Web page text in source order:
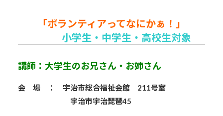
「ボランティアってなにかぁ！」
小学生・中学生・高校生対象
講師：大学生のお兄さん・お姉さん
会 場 ： 宇治市総合福祉会館 211号室
宇治市宇治琵琶45